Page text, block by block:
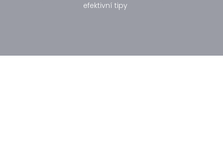
efektivní tipy